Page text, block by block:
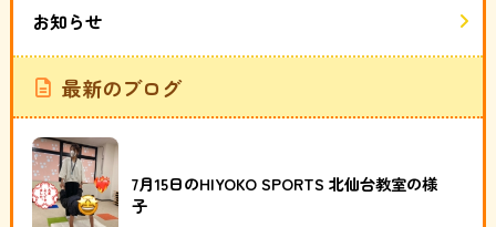
お知らせ
最新のブログ
7月15日のHIYOKO SPORTS 北仙台教室の様
子